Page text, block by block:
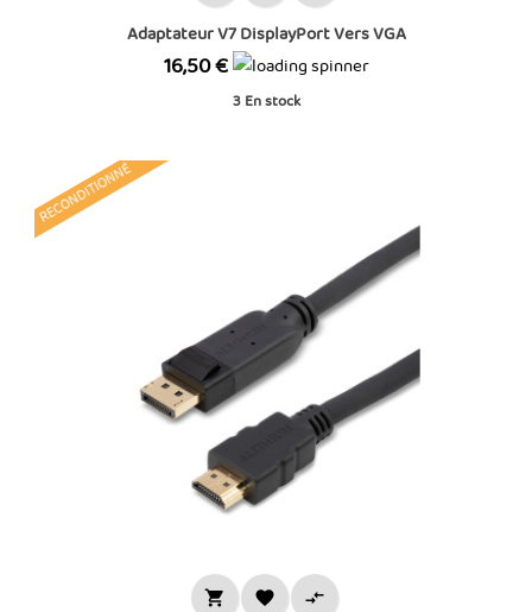
Adaptateur V7 DisplayPort Vers VGA
Prix
16,50 €
3 En stock
RECONDITIONNÉ
  